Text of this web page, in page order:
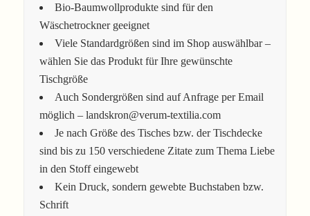
Bio-Baumwollprodukte sind für den
Wäschetrockner geeignet
Viele Standardgrößen sind im Shop auswählbar –
wählen Sie das Produkt für Ihre gewünschte
Tischgröße
Auch Sondergrößen sind auf Anfrage per Email
möglich – landskron@verum-textilia.com
Je nach Größe des Tisches bzw. der Tischdecke
sind bis zu 150 verschiedene Zitate zum Thema Liebe
in den Stoff eingewebt
Kein Druck, sondern gewebte Buchstaben bzw.
Schrift